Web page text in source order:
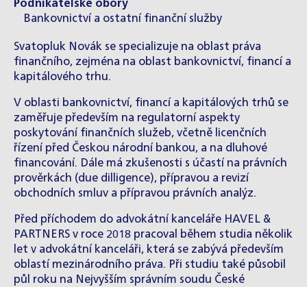
Podnikatelské obory
Bankovnictví a ostatní finanční služby
Svatopluk Novák se specializuje na oblast práva
finančního, zejména na oblast bankovnictví, financí a
kapitálového trhu.
V oblasti bankovnictví, financí a kapitálových trhů se
zaměřuje především na regulatorní aspekty
poskytování finančních služeb, včetně licenčních
řízení před Českou národní bankou, a na dluhové
financování. Dále má zkušenosti s účastí na právních
prověrkách (due dilligence), přípravou a revizí
obchodních smluv a přípravou právních analýz.
Před příchodem do advokátní kanceláře HAVEL &
PARTNERS v roce 2018 pracoval během studia několik
let v advokátní kanceláři, která se zabývá především
oblastí mezinárodního práva. Při studiu také působil
půl roku na Nejvyšším správním soudu České